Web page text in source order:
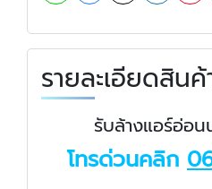
รายละเอียดสินค้
รับล้างแอร์อ่อ
โทรด่วนคลิก